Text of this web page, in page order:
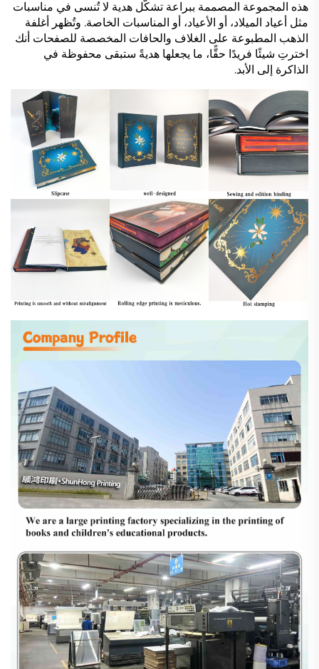
هذه المجموعة المصممة ببراعة تشكّل هدية لا تُنسى في مناسبات
مثل أعياد الميلاد، أو الأعياد، أو المناسبات الخاصة. وتُظهر أغلفة
الذهب المطبوعة على الغلاف والحافات المخصصة للصفحات أنك
اخترتِ شيئًا فريدًا حقًّا، ما يجعلها هديةً ستبقى محفوظة في
الذاكرة إلى الأبد.